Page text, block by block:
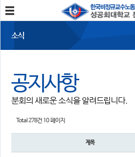
분회소개
소식
공지사항
조합활동
자유게시판 건의사항
소식
공지사항
분회의 새로운 소식을 알려드립니다.
Total 278건 10 페이지
제목